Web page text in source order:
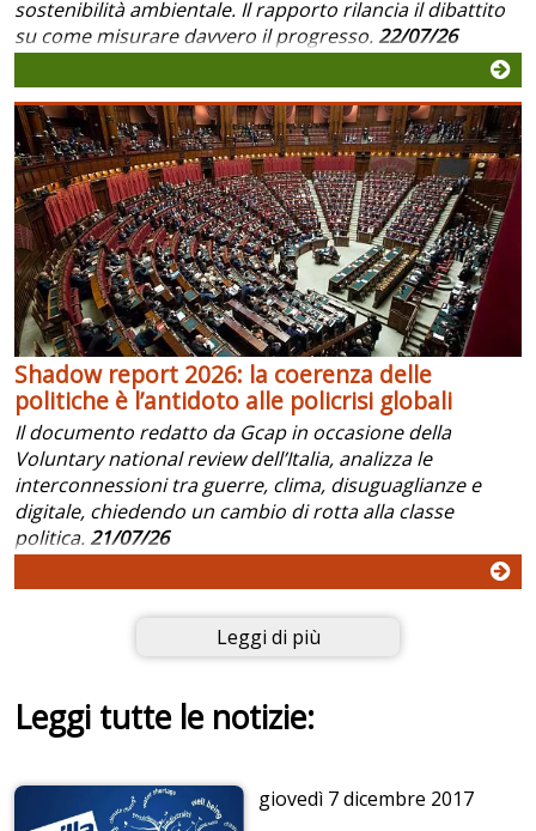
sostenibilità ambientale. Il rapporto rilancia il dibattito
su come misurare davvero il progresso.22/07/26
Shadow report 2026: la coerenza delle
politiche è l’antidoto alle policrisi globali
Il documento redatto da Gcap in occasione della
Voluntary national review dell’Italia, analizza le
interconnessioni tra guerre, clima, disuguaglianze e
digitale, chiedendo un cambio di rotta alla classe
politica.21/07/26
Leggi di più
Leggi tutte le notizie:
giovedì 7 dicembre 2017